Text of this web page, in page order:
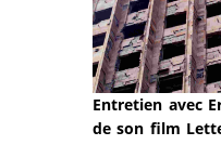
Entretien avec
de son film